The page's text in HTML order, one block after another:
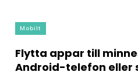
Mobilt
Flytta appar till
Android-telefon eller